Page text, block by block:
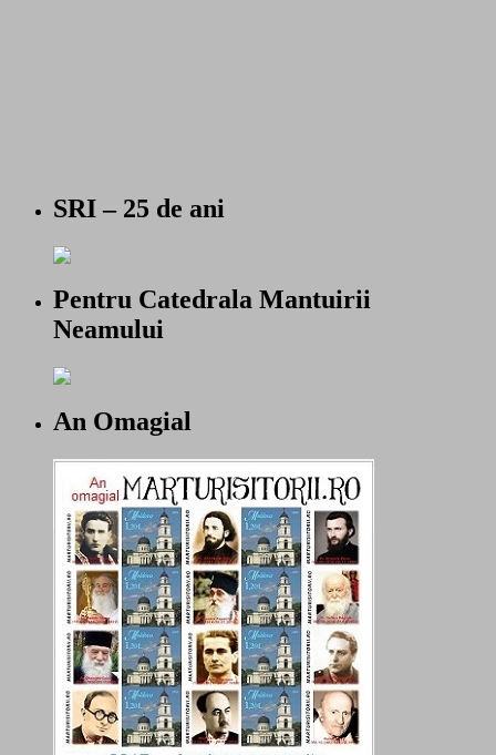
SRI – 25 de ani
Pentru Catedrala Mantuirii
Neamului
An Omagial